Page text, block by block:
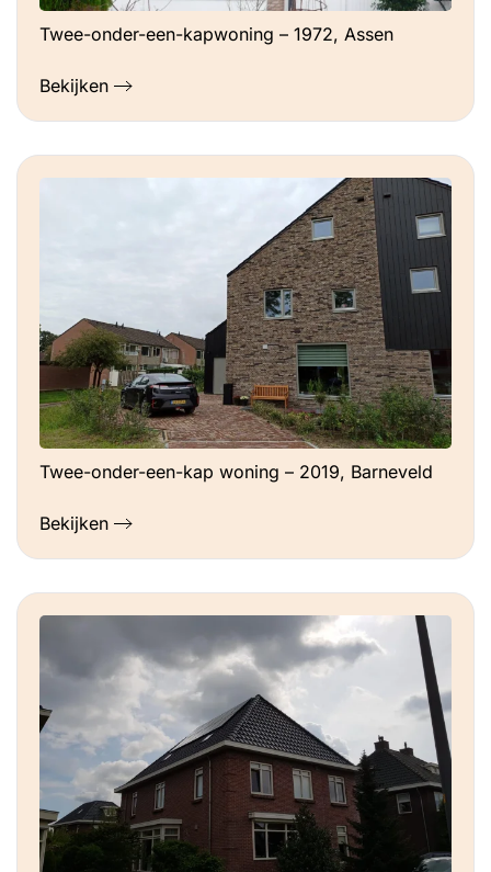
Twee-onder-een-kapwoning – 1972, Assen
Bekijken
Twee-onder-een-kap woning – 2019, Barneveld
Bekijken